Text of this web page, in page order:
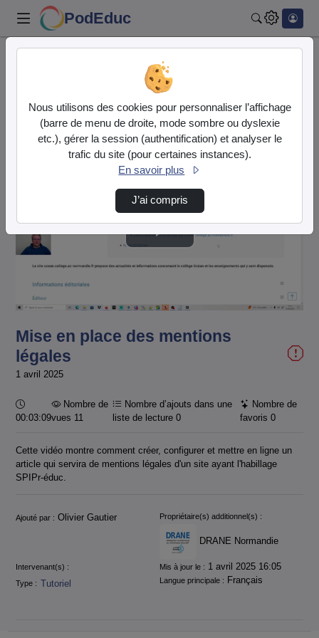
PodEduc
Mise en place des mentions légales
Cette vidéo est en mode brouillon.
Lire
vidéo
Mise en place des mentions
légales
1 avril 2025
Durée :
00:03:09
Nombre de
vues 11
Nombre d’ajouts dans une
liste de lecture 0
Nombre de
favoris 0
Cette vidéo montre comment créer, configurer et mettre en ligne un
article qui servira de mentions légales d'un site ayant l'habillage
SPIPr-éduc.
Informations
Ajouté par : Olivier Gautier Propriétaire(s) additionnel(s) :
DRANE Normandie
Intervenant(s) : Mis à jour le : 1 avril 2025 16:05
Type : Tutoriel Langue principale : Français
Nous utilisons des cookies pour personnaliser l’affichage
(barre de menu de droite, mode sombre ou dyslexie
etc.), gérer la session (authentification) et analyser le
trafic du site (pour certaines instances).
En savoir plus
J’ai compris